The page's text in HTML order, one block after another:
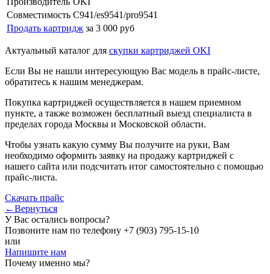
Совместимость C941/es9541/pro9541
Продать картридж за 3 000 руб
Актуальный каталог для скупки картриджей OKI
Если Вы не нашли интересующую Вас модель в прайс-листе,
обратитесь к нашим менеджерам.
Покупка картриджей осуществляется в нашем приемном
пункте, а также возможен бесплатный выезд специалиста в
пределах города Москвы и Московской области.
Чтобы узнать какую сумму Вы получите на руки, Вам
необходимо оформить заявку на продажу картриджей с
нашего сайта или подсчитать итог самостоятельно с помощью
прайс-листа.
Скачать прайс
←Вернуться
У Вас остались вопросы?
Позвоните нам по телефону +7 (903) 795-15-10
или
Напишите нам
Почему именно мы?